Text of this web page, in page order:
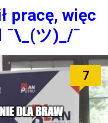
pracę, więc
¯\_(ツ)_/¯
7